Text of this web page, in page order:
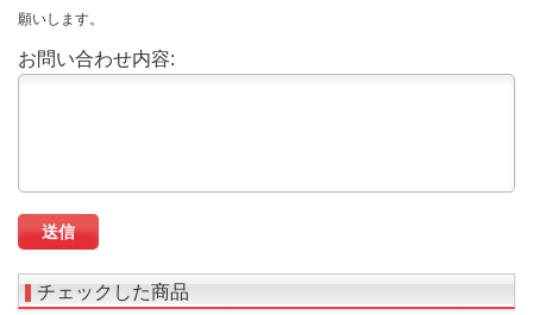
願いします。
お問い合わせ内容:
チェックした商品